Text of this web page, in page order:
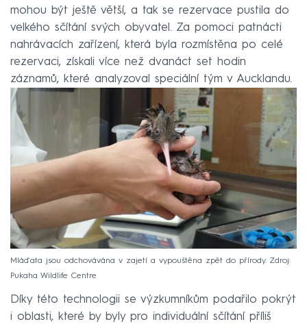
mohou být ještě větší, a tak se rezervace pustila do
velkého sčítání svých obyvatel. Za pomoci patnácti
nahrávacích zařízení, která byla rozmístěna po celé
rezervaci, získali více než dvanáct set hodin
záznamů, které analyzoval speciální tým v Aucklandu.
Mláďata jsou odchovávána v zajetí a vypouštěna zpět do přírody. Zdroj:
Pukaha Wildlife Centre
Díky této technologii se výzkumníkům podařilo pokrýt
i oblasti, které by byly pro individuální sčítání příliš